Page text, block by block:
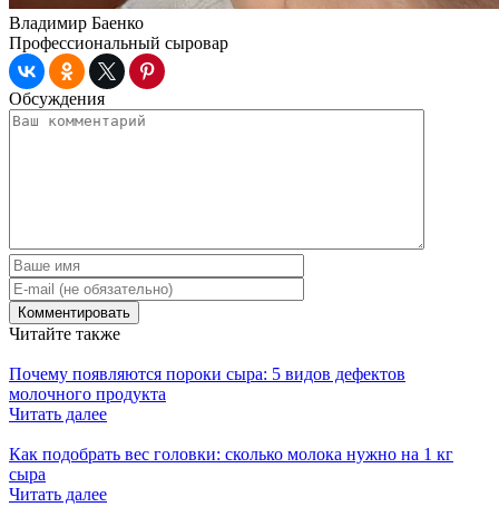
Владимир Баенко
Профессиональный сыровар
Обсуждения
Читайте также
Почему появляются пороки сыра: 5 видов дефектов
молочного продукта
Читать далее
Как подобрать вес головки: сколько молока нужно на 1 кг
сыра
Читать далее